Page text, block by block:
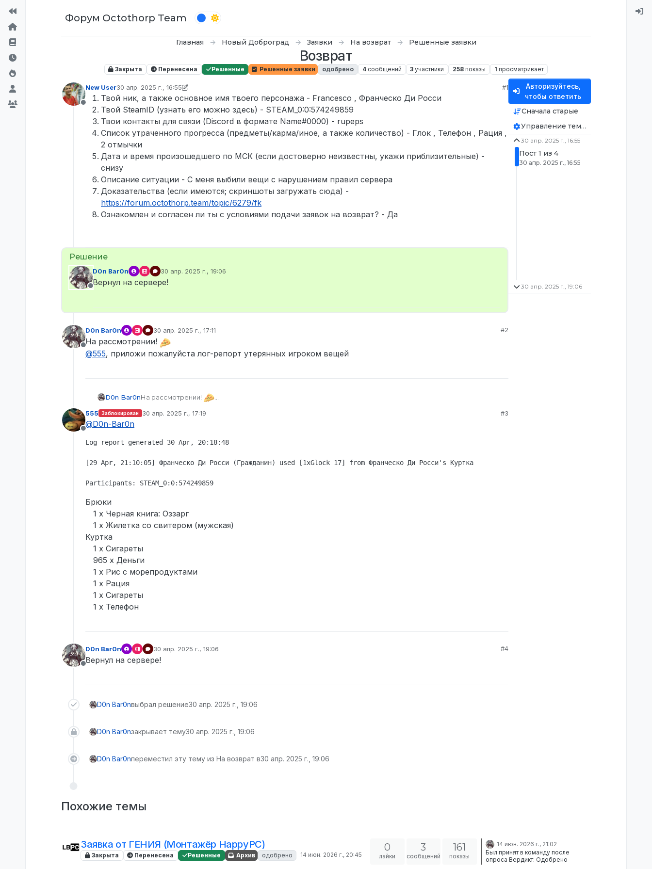
Форум Octothorp Team
Главная Новый Доброград Заявки На возврат Решенные заявки
Возврат
Закрыта Перенесена Решенные Решенные заявки одобрено 4 сообщений 3 участники 258 показы 1 просматривает
Не в сети
New User30 апр. 2025 г., 16:55
отредактировано D0n Bar0n
#1
Твой ник, а также основное имя твоего персонажа - Francesco , Франческо Ди Росси
Твой SteamID (узнать его можно здесь) - STEAM_0:0:574249859
Твои контакты для связи (Discord в формате Name#0000) - rupeps
Список утраченного прогресса (предметы/карма/иное, а также количество) - Глок , Телефон , Рация ,
2 отмычки
Дата и время произошедшего по МСК (если достоверно неизвестны, укажи приблизительные) -
снизу
Описание ситуации - С меня выбили вещи с нарушением правил сервера
Доказательства (если имеются; скриншоты загружать сюда) -
https://forum.octothorp.team/topic/6279/fk
Ознакомлен и согласен ли ты с условиями подачи заявок на возврат? - Да
Не в сети
D0n Bar0n 30 апр. 2025 г., 19:06
отредактировано
Вернул на сервере!
Не в сети
D0n Bar0n 30 апр. 2025 г., 17:11
отредактировано
#2
На рассмотрении!
@555, приложи пожалуйста лог-репорт утерянных игроком вещей
D0n Bar0nНа рассмотрении!
Не в сети
555 Заблокирован 30 апр. 2025 г., 17:19
отредактировано
#3
@D0n-Bar0n
Log report generated 30 Apr, 20:18:48
[29 Apr, 21:10:05] Франческо Ди Росси (Гражданин) used [1xGlock 17] from Франческо Ди Росси's Куртка
Брюки
1 x Черная книга: Оззарг
1 x Жилетка со свитером (мужская)
Куртка
1 x Сигареты
965 x Деньги
1 x Рис с морепродуктами
1 x Рация
1 x Сигареты
1 x Телефон
Не в сети
D0n Bar0n 30 апр. 2025 г., 19:06
отредактировано
#4
Вернул на сервере!
D0n Bar0nвыбрал решение30 апр. 2025 г., 19:06
D0n Bar0nзакрывает тему30 апр. 2025 г., 19:06
D0n Bar0nпереместил эту тему из На возврат в30 апр. 2025 г., 19:06
Авторизуйтесь,
чтобы ответить
Сначала старые
Управление темой
30 апр. 2025 г., 16:55
Пост 1 из 4
30 апр. 2025 г., 16:55
30 апр. 2025 г., 19:06
Похожие темы
Заявка от ГЕНИЯ (Монтажёр HappyPC)
Закрыта Перенесена Решенные Архив одобрено 14 июн. 2026 г., 20:45
0
лайки
3
сообщений
161
показы
14 июн. 2026 г., 21:02
Был принят в команду после
опроса Вердикт: Одобрено